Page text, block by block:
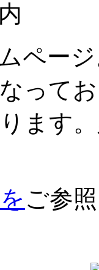
ペー
って
ます
ご参